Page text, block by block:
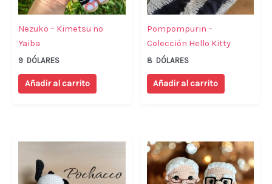
Nezuko – Kimetsu no
Yaiba
9 DÓLARES
Añadir al carrito
Pompompurin –
Colección Hello Kitty
8 DÓLARES
Añadir al carrito